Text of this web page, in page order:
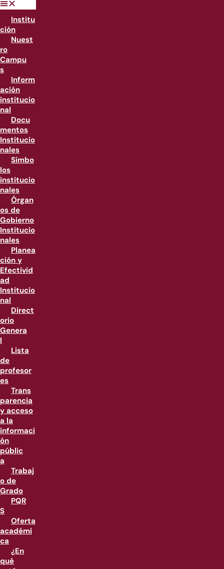
Institu
ción
Nuest
ro
Campu
s
Inform
ación
institucio
nal
Docu
mentos
Institucio
nales
Símbo
los
institucio
nales
Órgan
os de
Gobierno
Institucio
nales
Planea
ción y
Efectivid
ad
Institucio
nal
Direct
orio
Genera
l
Lista
de
profesor
es
Trans
parencia
y acceso
a la
informaci
ón
públic
a
Trabaj
o de
Grado
PQR
S
Oferta
académi
ca
¿En
qué